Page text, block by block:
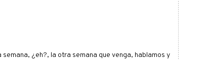
semana, ¿eh?, la otra semana que venga, hablamos y